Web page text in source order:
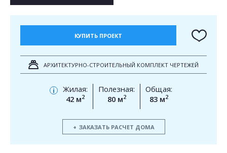
КУПИТЬ ПРОЕКТ
АРХИТЕКТУРНО-СТРОИТЕЛЬНЫЙ КОМПЛЕКТ ЧЕРТЕЖЕЙ
i
Жилая:
42 м2
Полезная:
80 м2
Общая:
83 м2
ЗАКАЗАТЬ РАСЧЕТ ДОМА